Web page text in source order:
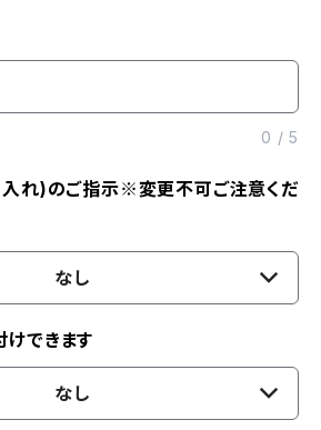
0 /5
れ)のご指示※変更不可ご注意くだ
なし
できます
なし